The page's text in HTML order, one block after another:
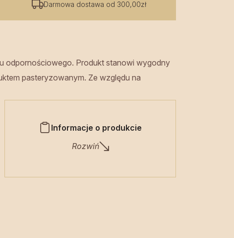
Darmowa dostawa od 300,00zł
odpornościowego. Produkt stanowi wygodny
pasteryzowanym. Ze względu na
Informacje o produkcie
Rozwiń